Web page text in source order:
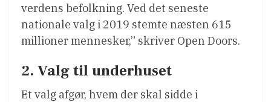
verdens befolkning. Ved det seneste
nationale valg i 2019 stemte næsten 615
millioner mennesker,” skriver Open Doors.
2. Valg til underhuset
Et valg afgør, hvem der skal sidde i